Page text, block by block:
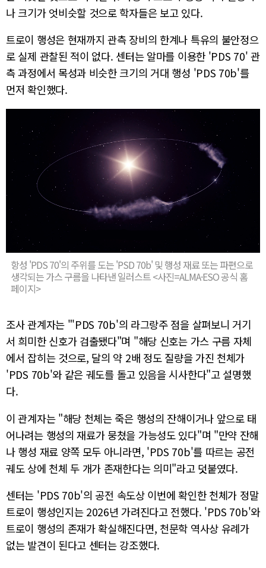
나 크기가 엇비슷할 것으로 학자들은 보고 있다.
트로이 행성은 현재까지 관측 장비의 한계나 특유의 불안정으
로 실제 관찰된 적이 없다. 센터는 알마를 이용한 'PDS 70' 관
측 과정에서 목성과 비슷한 크기의 거대 행성 'PDS 70b'를
먼저 확인했다.
항성 'PDS 70'의 주위를 도는 'PSD 70b' 및 행성 재료 또는 파편으로
생각되는 가스 구름을 나타낸 일러스트 <사진=ALMA·ESO 공식 홈
페이지>
조사 관계자는 "'PDS 70b'의 라그랑주 점을 살펴보니 거기
서 희미한 신호가 검출됐다"며 "해당 신호는 가스 구름 자체
에서 잡히는 것으로, 달의 약 2배 정도 질량을 가진 천체가
'PDS 70b'와 같은 궤도를 돌고 있음을 시사한다"고 설명했
다.
이 관계자는 "해당 천체는 죽은 행성의 잔해이거나 앞으로 태
어나려는 행성의 재료가 뭉쳤을 가능성도 있다"며 "만약 잔해
나 행성 재료 양쪽 모두 아니라면, 'PDS 70b'를 따르는 공전
궤도 상에 천체 두 개가 존재한다는 의미"라고 덧붙였다.
센터는 'PDS 70b'의 공전 속도상 이번에 확인한 천체가 정말
트로이 행성인지는 2026년 가려진다고 전했다. 'PDS 70b'와
트로이 행성의 존재가 확실해진다면, 천문학 역사상 유례가
없는 발견이 된다고 센터는 강조했다.